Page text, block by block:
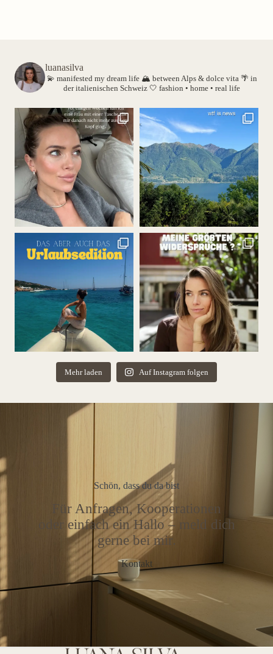
luanasilva
💫 manifested my dream life 🏔️ between Alps & dolce vita 🌴 in
der italienischen Schweiz 🤍 fashion • home • real life
Mehr laden Auf Instagram folgen
Schön, dass du da bist
Für Anfragen, Kooperationen
oder einfach ein Hallo – meld dich
gerne bei mir.
Kontakt